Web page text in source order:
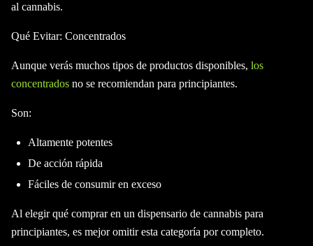
al cannabis.
Qué Evitar: Concentrados
Aunque verás muchos tipos de productos disponibles, los
concentrados no se recomiendan para principiantes.
Son:
Altamente potentes
De acción rápida
Fáciles de consumir en exceso
Al elegir qué comprar en un dispensario de cannabis para
principiantes, es mejor omitir esta categoría por completo.